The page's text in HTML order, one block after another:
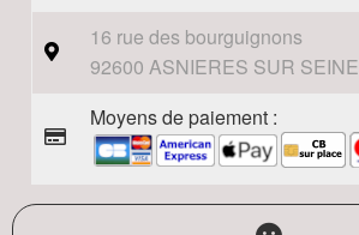
16 rue des bourguignons
92600 ASNIERES SUR SEINE
Moyens de paiement :